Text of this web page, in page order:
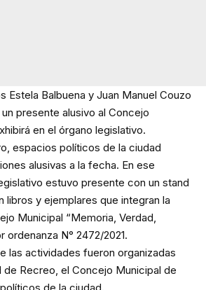
Estela Balbuena y Juan Manuel Couzo
presente alusivo al Concejo
en el órgano legislativo.
espacios políticos de la ciudad
alusivas a la fecha. En ese
estuvo presente con un stand
libros y ejemplares que integran la
Municipal “Memoria, Verdad,
ordenanza N° 2472/2021.
las actividades fueron organizadas
de Recreo, el Concejo Municipal de
de la ciudad.